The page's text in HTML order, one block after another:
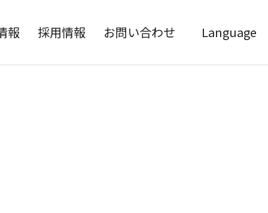
報 採用情報 お問い合わせ Language